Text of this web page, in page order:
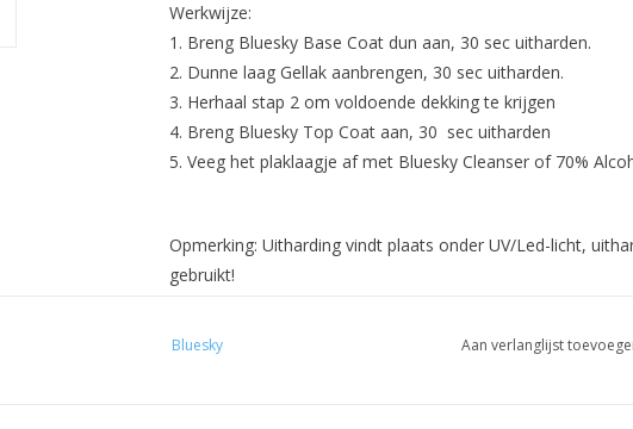
Werkwijze:
Breng Bluesky Base Coat dun aan, 30 sec uitharden.
Dunne laag Gellak aanbrengen, 30 sec uitharden.
Herhaal stap 2 om voldoende dekking te krijgen
Breng Bluesky Top Coat aan, 30 sec uitharden
Veeg het plaklaagje af met Bluesky Cleanser of 70%
Opmerking: Uitharding vindt plaats onder UV/Led-licht,
gebruikt!
Bluesky Aan verlanglijst